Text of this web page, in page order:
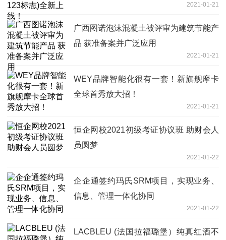
2021-01-21
广西图诺泡沫混凝土被评审为建筑节能产
品 获准备案并广泛应用
2021-01-21
WEY品牌智能化很有一套！新旗舰摩卡
全球首秀放大招！
2021-01-21
恒企网校2021初级考证协议班 助财会人
员圆梦
2021-01-22
企企通签约玛氏SRM项目，实现业务、
信息、管理一体化协同
2021-01-22
LACBLEU (法国拉福璐堡）纯真红酒不